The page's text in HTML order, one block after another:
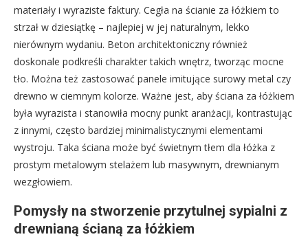
materiały i wyraziste faktury. Cegła na ścianie za łóżkiem to
strzał w dziesiątkę – najlepiej w jej naturalnym, lekko
nierównym wydaniu. Beton architektoniczny również
doskonale podkreśli charakter takich wnętrz, tworząc mocne
tło. Można też zastosować panele imitujące surowy metal czy
drewno w ciemnym kolorze. Ważne jest, aby ściana za łóżkiem
była wyrazista i stanowiła mocny punkt aranżacji, kontrastując
z innymi, często bardziej minimalistycznymi elementami
wystroju. Taka ściana może być świetnym tłem dla łóżka z
prostym metalowym stelażem lub masywnym, drewnianym
wezgłowiem.
Pomysły na stworzenie przytulnej sypialni z
drewnianą ścianą za łóżkiem